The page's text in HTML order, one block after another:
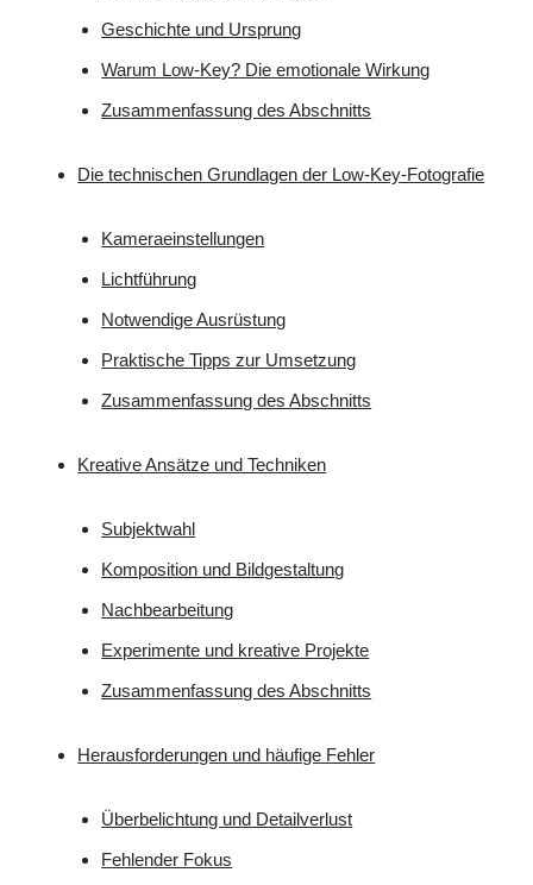
Geschichte und Ursprung
Warum Low-Key? Die emotionale Wirkung
Zusammenfassung des Abschnitts
Die technischen Grundlagen der Low-Key-Fotografie
Kameraeinstellungen
Lichtführung
Notwendige Ausrüstung
Praktische Tipps zur Umsetzung
Zusammenfassung des Abschnitts
Kreative Ansätze und Techniken
Subjektwahl
Komposition und Bildgestaltung
Nachbearbeitung
Experimente und kreative Projekte
Zusammenfassung des Abschnitts
Herausforderungen und häufige Fehler
Überbelichtung und Detailverlust
Fehlender Fokus